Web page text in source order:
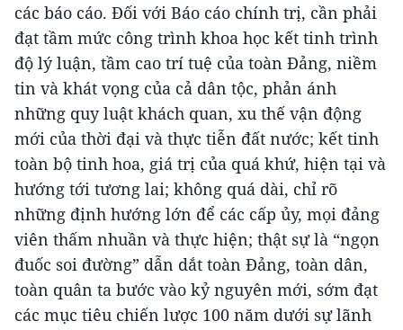
các báo cáo. Đối với Báo cáo chính trị, cần phải
đạt tầm mức công trình khoa học kết tinh trình
độ lý luận, tầm cao trí tuệ của toàn Đảng, niềm
tin và khát vọng của cả dân tộc, phản ánh
những quy luật khách quan, xu thế vận động
mới của thời đại và thực tiễn đất nước; kết tinh
toàn bộ tinh hoa, giá trị của quá khứ, hiện tại và
hướng tới tương lai; không quá dài, chỉ rõ
những định hướng lớn để các cấp ủy, mọi đảng
viên thấm nhuần và thực hiện; thật sự là “ngọn
đuốc soi đường” dẫn dắt toàn Đảng, toàn dân,
toàn quân ta bước vào kỷ nguyên mới, sớm đạt
các mục tiêu chiến lược 100 năm dưới sự lãnh